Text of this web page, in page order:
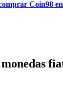
Coin98